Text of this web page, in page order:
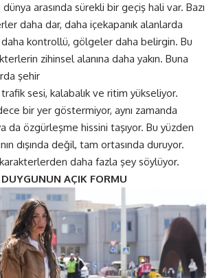
arasında sürekli bir geçiş hali var. Bazı
daha dar, daha içekapanık alanlarda
daha kontrollü, gölgeler daha belirgin. Bu
zihinsel alanına daha yakın. Buna
şehir
trafik sesi, kalabalık ve ritim yükseliyor.
bir yer göstermiyor, aynı zamanda
da özgürleşme hissini taşıyor. Bu yüzden
dışında değil, tam ortasında duruyor.
daha fazla şey söylüyor.
AÇIK FORMU